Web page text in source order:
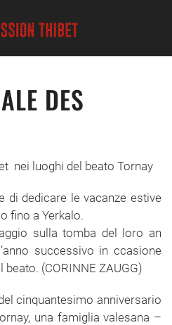
DES
nei luoghi del beato Tornay
di dedicare le vacanze estive
fino a Yerkalo.
sulla tomba del loro an
successivo in ccasione
(CORINNE ZAUGG)
cinquantesimo anniversario
una famiglia valesana –